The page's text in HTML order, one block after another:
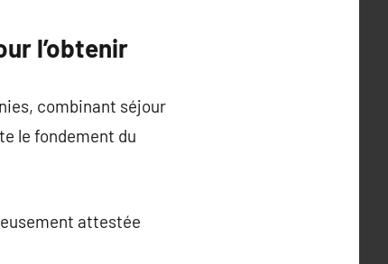
l’obtenir
combinant séjour
le fondement du
attestée